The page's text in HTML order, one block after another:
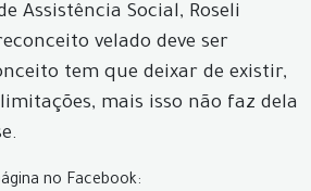
Assistência Social, Roseli
velado deve ser
tem que deixar de existir,
mais isso não faz dela
no Facebook: